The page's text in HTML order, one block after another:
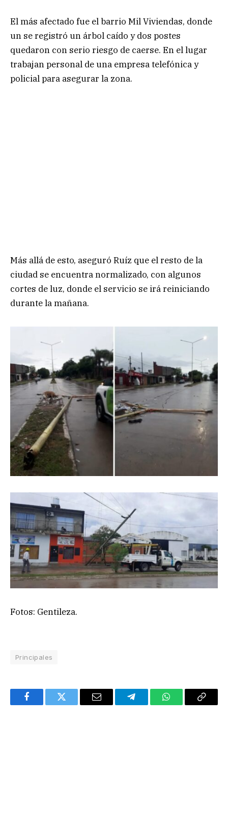
El más afectado fue el barrio Mil Viviendas, donde
un se registró un árbol caído y dos postes
quedaron con serio riesgo de caerse. En el lugar
trabajan personal de una empresa telefónica y
policial para asegurar la zona.
Más allá de esto, aseguró Ruíz que el resto de la
ciudad se encuentra normalizado, con algunos
cortes de luz, donde el servicio se irá reiniciando
durante la mañana.
Fotos: Gentileza.
Principales
FacebookTwitter Email TelegramWhatsAppCopy